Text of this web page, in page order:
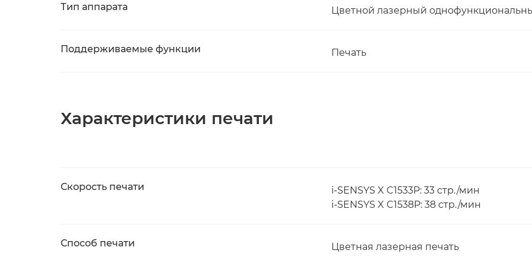
Тип аппарата Цветной лазерный
Поддерживаемые функции Печать
Характеристики печати
Скорость печати
i-SENSYS X C1533P: 33 стр./мин
i-SENSYS X C1538P: 38 стр./мин
Способ печати Цветная лазерная печать